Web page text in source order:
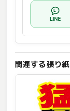
LINE
関連する張り紙